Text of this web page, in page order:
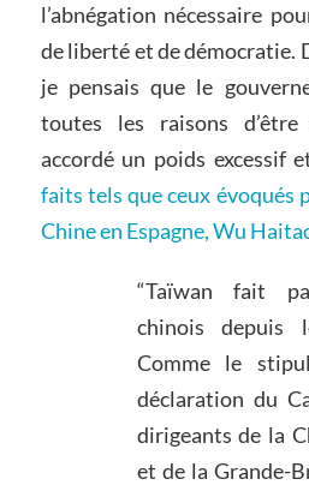
l’abnégation nécessaire
de liberté et de démocratie.
je pensais que le
toutes les raisons d’être
accordé un poids excessif
faits tels que ceux évoqués
Chine en Espagne, Wu
“Taïwan fait
chinois depuis
Comme le
déclaration du
dirigeants de la
et de la Grande-